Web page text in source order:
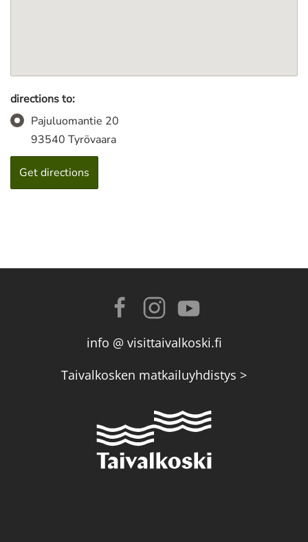
directions to:
Pajuluomantie 20
93540 Tyrövaara
info @ visittaivalkoski.fi
Taivalkosken matkailuyhdistys >